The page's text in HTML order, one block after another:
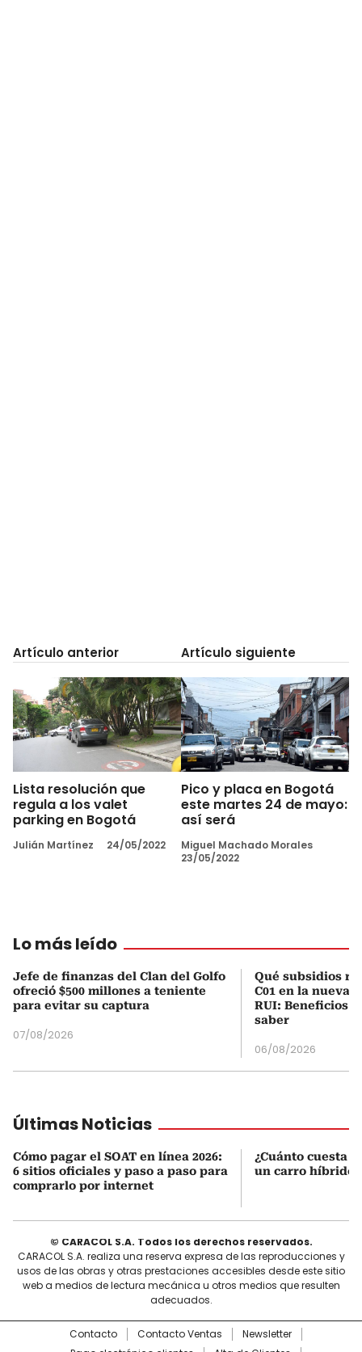
Artículo anterior
Lista resolución que
regula a los valet
parking en Bogotá
Julián Martínez 24/05/2022
Artículo siguiente
Pico y placa en Bogotá
este martes 24 de mayo:
así será
Miguel Machado Morales
23/05/2022
Lo más leído
Jefe de finanzas del Clan del Golfo
ofreció $500 millones a teniente
para evitar su captura
07/08/2026
Qué subsidios
C01 en la nueva
RUI: Beneficios
saber
06/08/2026
Últimas Noticias
Cómo pagar el SOAT en línea 2026:
6 sitios oficiales y paso a paso para
comprarlo por internet
¿Cuánto cuesta
un carro híbrido
© CARACOL S.A. Todos los derechos reservados.
CARACOL S.A. realiza una reserva expresa de las reproducciones y
usos de las obras y otras prestaciones accesibles desde este sitio
web a medios de lectura mecánica u otros medios que resulten
adecuados.
Contacto Contacto Ventas
Newsletter